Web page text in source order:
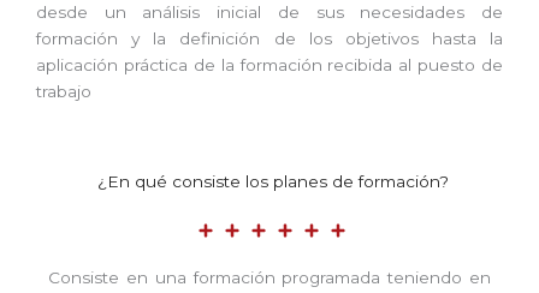
desde un análisis inicial de sus necesidades de
formación y la definición de los objetivos hasta la
aplicación práctica de la formación recibida al puesto de
trabajo
¿En qué consiste los planes de formación?
Consiste en una formación programada teniendo en